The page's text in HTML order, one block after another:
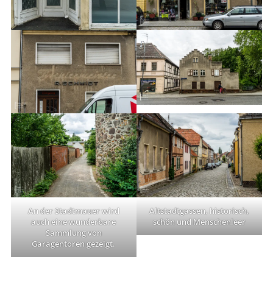
An der Stadtmauer wird
auch eine wunderbare
Sammlung von
Garagentoren gezeigt.
Altstadtgassen, historisch,
schön und Menschenleer